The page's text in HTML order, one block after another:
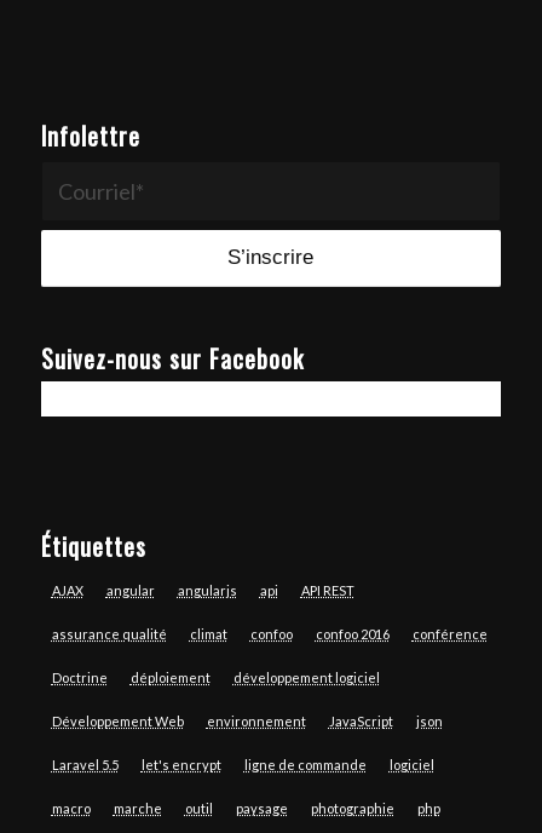
Infolettre
Suivez-nous sur Facebook
Étiquettes
AJAX angular angularjs api API REST
assurance qualité climat confoo confoo 2016 conférence
Doctrine déploiement développement logiciel
Développement Web environnement JavaScript json
Laravel 5.5 let's encrypt ligne de commande logiciel
macro marche outil paysage photographie php